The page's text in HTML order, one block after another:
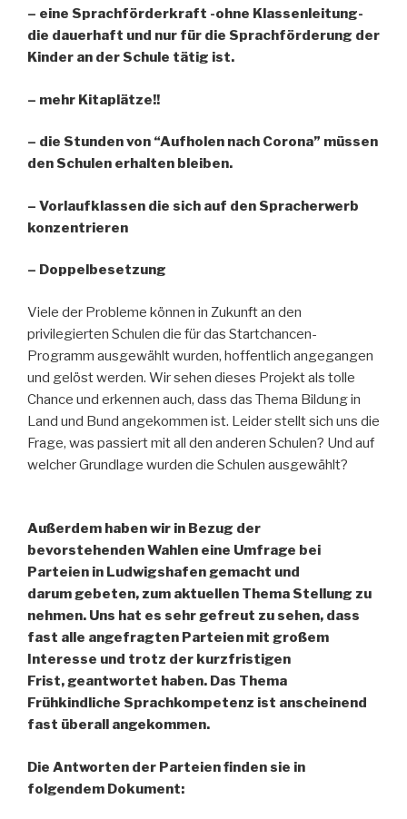
– eine Sprachförderkraft -ohne Klassenleitung-
die dauerhaft und nur für die Sprachförderung der
Kinder an der Schule tätig ist.
– mehr Kitaplätze!!
– die Stunden von “Aufholen nach Corona” müssen
den Schulen erhalten bleiben.
– Vorlaufklassen die sich auf den Spracherwerb
konzentrieren
– Doppelbesetzung
Viele der Probleme können in Zukunft an den
privilegierten Schulen die für das Startchancen-
Programm ausgewählt wurden, hoffentlich angegangen
und gelöst werden. Wir sehen dieses Projekt als tolle
Chance und erkennen auch, dass das Thema Bildung in
Land und Bund angekommen ist. Leider stellt sich uns die
Frage, was passiert mit all den anderen Schulen? Und auf
welcher Grundlage wurden die Schulen ausgewählt?
Außerdem haben wir in Bezug der
bevorstehenden Wahlen eine Umfrage bei
Parteien in Ludwigshafen gemacht und
darum gebeten, zum aktuellen Thema Stellung zu
nehmen. Uns hat es sehr gefreut zu sehen, dass
fast alle angefragten Parteien mit großem
Interesse und trotz der kurzfristigen
Frist, geantwortet haben. Das Thema
Frühkindliche Sprachkompetenz ist anscheinend
fast überall angekommen.
Die Antworten der Parteien finden sie in
folgendem Dokument: